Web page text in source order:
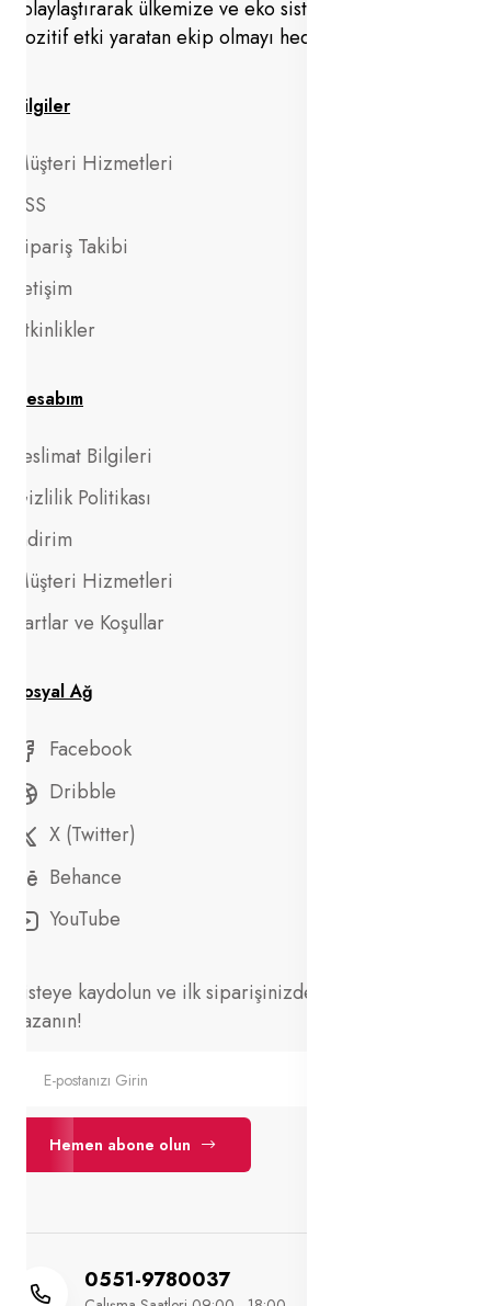
kolaylaştırarak ülkemize ve eko sistemimize en büyük
pozitif etki yaratan ekip olmayı hedefliyoruz.
Bilgiler
Müşteri Hizmetleri
SSS
Sipariş Takibi
İletişim
Etkinlikler
Hesabım
Teslimat Bilgileri
Gizlilik Politikası
İndirim
Müşteri Hizmetleri
Şartlar ve Koşullar
Sosyal Ağ
Facebook
Dribble
X (Twitter)
Behance
YouTube
Listeye kaydolun ve ilk siparişinizde %10 indirim
kazanın!
Hemen abone olun
0551-9780037